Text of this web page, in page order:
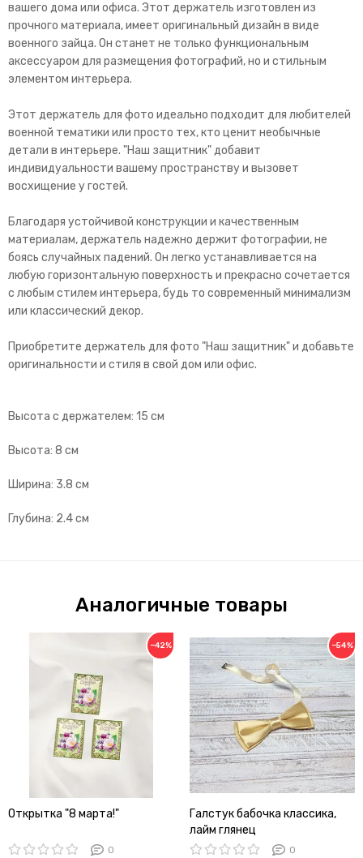
вашего дома или офиса. Этот держатель изготовлен из
прочного материала, имеет оригинальный дизайн в виде
военного зайца. Он станет не только функциональным
аксессуаром для размещения фотографий, но и стильным
элементом интерьера.
Этот держатель для фото идеально подходит для любителей
военной тематики или просто тех, кто ценит необычные
детали в интерьере. "Наш защитник" добавит
индивидуальности вашему пространству и вызовет
восхищение у гостей.
Благодаря устойчивой конструкции и качественным
материалам, держатель надежно держит фотографии, не
боясь случайных падений. Он легко устанавливается на
любую горизонтальную поверхность и прекрасно сочетается
с любым стилем интерьера, будь то современный минимализм
или классический декор.
Приобретите держатель для фото "Наш защитник" и добавьте
оригинальности и стиля в свой дом или офис.
Высота с держателем: 15 см
Высота: 8 см
Ширина: 3.8 см
Глубина: 2.4 см
Аналогичные товары
−42%
Открытка "8 марта!"
0
−54%
Галстук бабочка классика,
лайм глянец
0